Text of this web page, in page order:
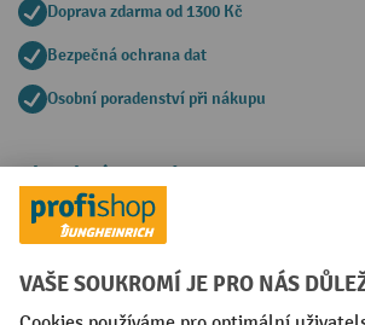
Doprava zdarma od 1300 Kč
Bezpečná ochrana dat
Osobní poradenství při nákupu
Platební metody
Faktura